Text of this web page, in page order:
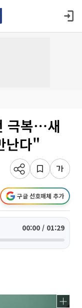
극복⋯새
난다"
구글 선호매체 추가
00:00 / 01:29